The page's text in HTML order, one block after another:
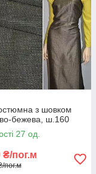
з шовком
бежева, ш.160
27 од.
₴/пог.м
пог.м